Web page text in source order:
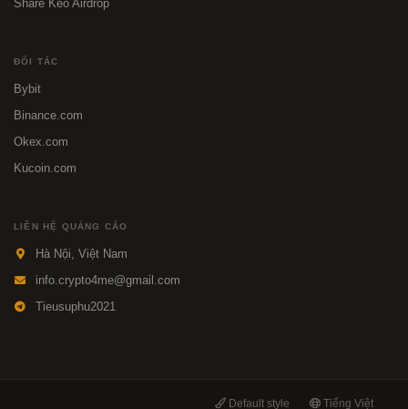
Share Kèo Airdrop
ĐỐI TÁC
Bybit
Binance.com
Okex.com
Kucoin.com
LIÊN HỆ QUẢNG CÁO
Hà Nội, Việt Nam
info.crypto4me@gmail.com
Tieusuphu2021
Default style Tiếng Việt